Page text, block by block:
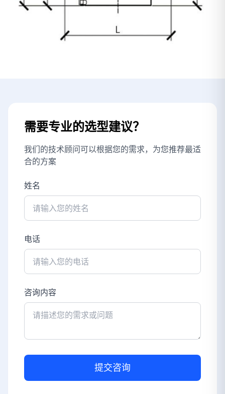
需要专业的选型建议？
我们的技术顾问可以根据您的需求，为您推荐最适
合的方案
姓名
电话
咨询内容
提交咨询